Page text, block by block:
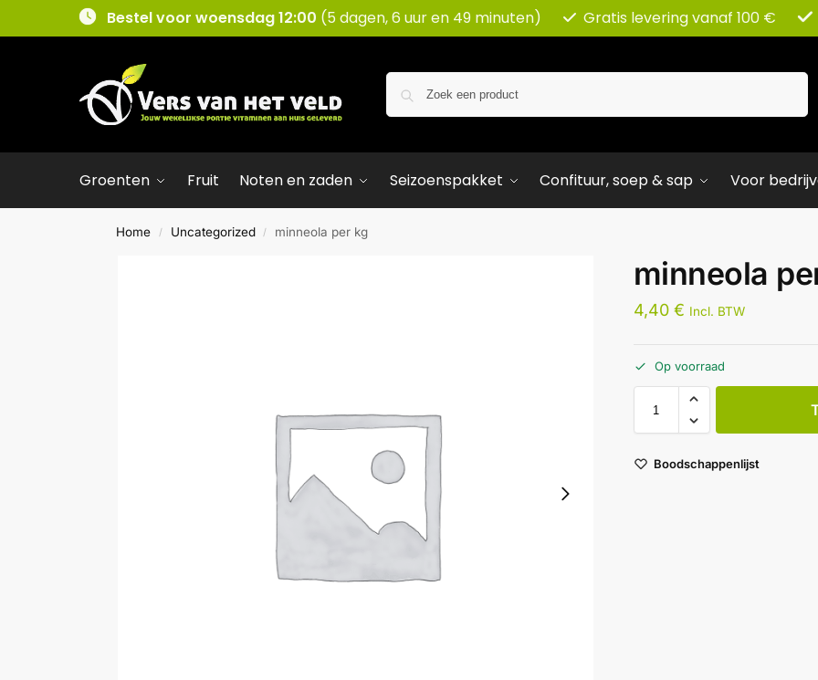
Bestel voor woensdag 12:00 (5 dagen, 6 uur en 49 minuten) Gratis levering vanaf 100 €
Groenten Fruit Noten en zaden Seizoenspakket Confituur, soep & sap Voor
Home / Uncategorized / minneola per kg
minneola
4,40 € Incl. BTW
Op voorraad
Boodschappenlijst